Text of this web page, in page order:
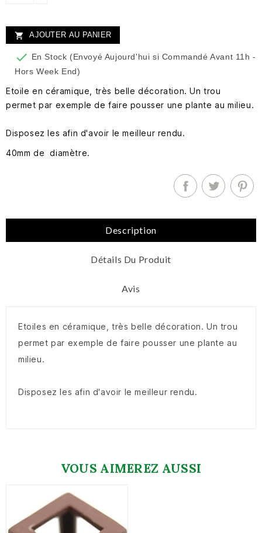
 AJOUTER AU PANIER
 En Stock (Envoyé Aujourd'hui si Commandé Avant 11h -
Hors Week End)
Etoile en céramique, très belle décoration. Un trou
permet par exemple de faire pousser une plante au milieu.
Disposez les afin d'avoir le meilleur rendu.
40mm de diamètre.
Description
Détails Du Produit
Avis
Etoiles en céramique, très belle décoration. Un trou
permet par exemple de faire pousser une plante au
milieu.
Disposez les afin d'avoir le meilleur rendu.
VOUS AIMEREZ AUSSI